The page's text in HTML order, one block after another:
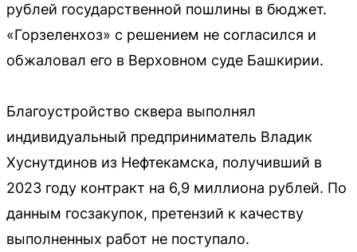
рублей государственной пошлины в бюджет.
«Горзеленхоз» с решением не согласился и
обжаловал его в Верховном суде Башкирии.
Благоустройство сквера выполнял
индивидуальный предприниматель Владик
Хуснутдинов из Нефтекамска, получивший в
2023 году контракт на 6,9 миллиона рублей. По
данным госзакупок, претензий к качеству
выполненных работ не поступало.